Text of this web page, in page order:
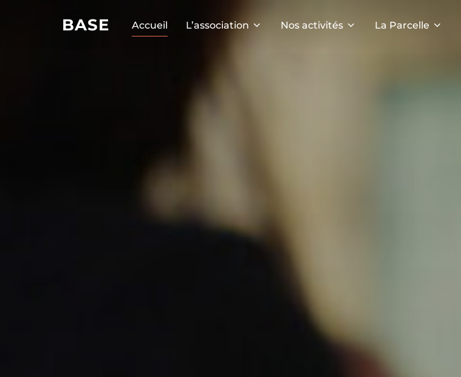
BASE Accueil L’association Nos activités La Parcelle